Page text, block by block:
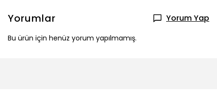
Yorumlar Yorum Yap
Bu ürün için henüz yorum yapılmamış.